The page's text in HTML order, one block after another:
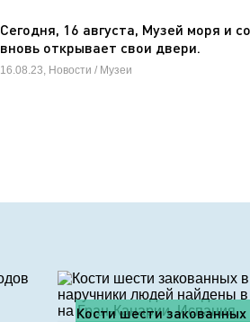
Сегодня, 16 августа, Музей моря и
вновь открывает свои двери.
16.08.23, Новости / Музеи
Кости шести закованных